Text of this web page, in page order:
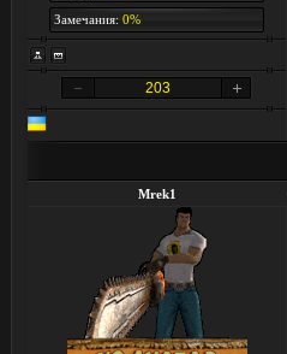
Замечания: 0%
203
Mrek1